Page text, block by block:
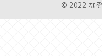
© 2022 なぞ